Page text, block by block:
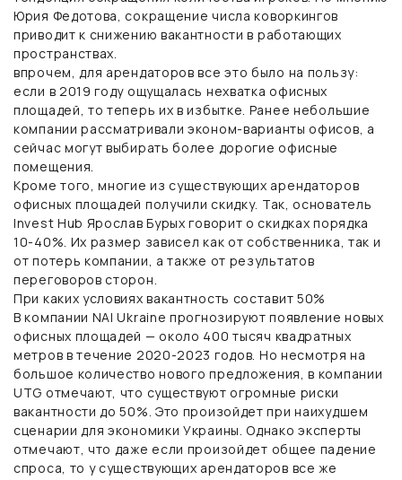
Юрия Федотова, сокращение числа коворкингов
приводит к снижению вакантности в работающих
пространствах.
впрочем, для арендаторов все это было на пользу:
если в 2019 году ощущалась нехватка офисных
площадей, то теперь их в избытке. Ранее небольшие
компании рассматривали эконом-варианты офисов, а
сейчас могут выбирать более дорогие офисные
помещения.
Кроме того, многие из существующих арендаторов
офисных площадей получили скидку. Так, основатель
Invest Hub Ярослав Бурых говорит о скидках порядка
10-40%. Их размер зависел как от собственника, так и
от потерь компании, а также от результатов
переговоров сторон.
При каких условиях вакантность составит 50%
В компании NAI Ukraine прогнозируют появление новых
офисных площадей — около 400 тысяч квадратных
метров в течение 2020-2023 годов. Но несмотря на
большое количество нового предложения, в компании
UTG отмечают, что существуют огромные риски
вакантности до 50%. Это произойдет при наихудшем
сценарии для экономики Украины. Однако эксперты
отмечают, что даже если произойдет общее падение
спроса, то у существующих арендаторов все же